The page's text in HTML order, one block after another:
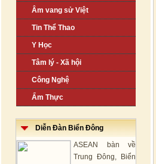
Âm vang sử Việt
Tin Thể Thao
Y Học
Tâm lý - Xã hội
Công Nghệ
Ẩm Thực
Diễn Đàn Biển Đông
ASEAN bàn về
Trung Đông, Biển